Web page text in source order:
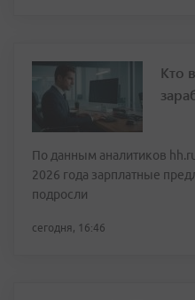
Кто
По данным аналитиков
2026 года зарплатные
подросли
сегодня, 16:46